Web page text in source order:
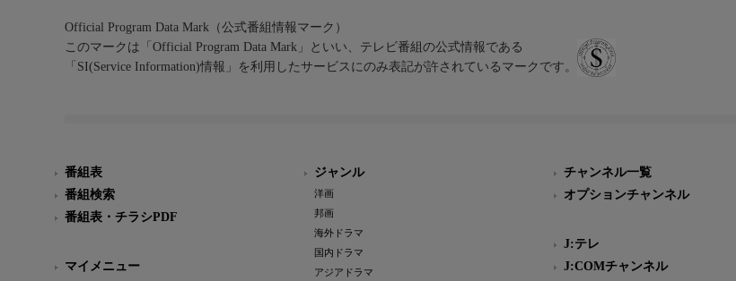
Official Program Data Mark（公式番組情報マーク）
このマークは「Official Program Data Mark」といい、テレビ番組の公式情報である
「SI(Service Information)情報」を利用したサービスにのみ表記が許されているマークです。
番組表
番組検索
番組表・チラシPDF
マイメニュー
ジャンル
洋画
邦画
海外ドラマ
国内ドラマ
アジアドラマ
チャンネル一覧
オプションチャンネル
J:テレ
J:COMチャンネル